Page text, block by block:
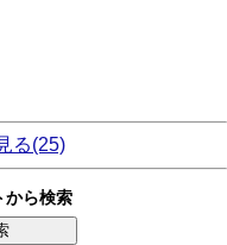
る(25)
から検索